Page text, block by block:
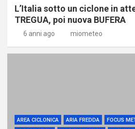
L’Italia sotto un ciclone in
TREGUA, poi nuova BUFERA
6 anni ago miometeo
AREA CICLONICA ARIA FREDDA FOCUS